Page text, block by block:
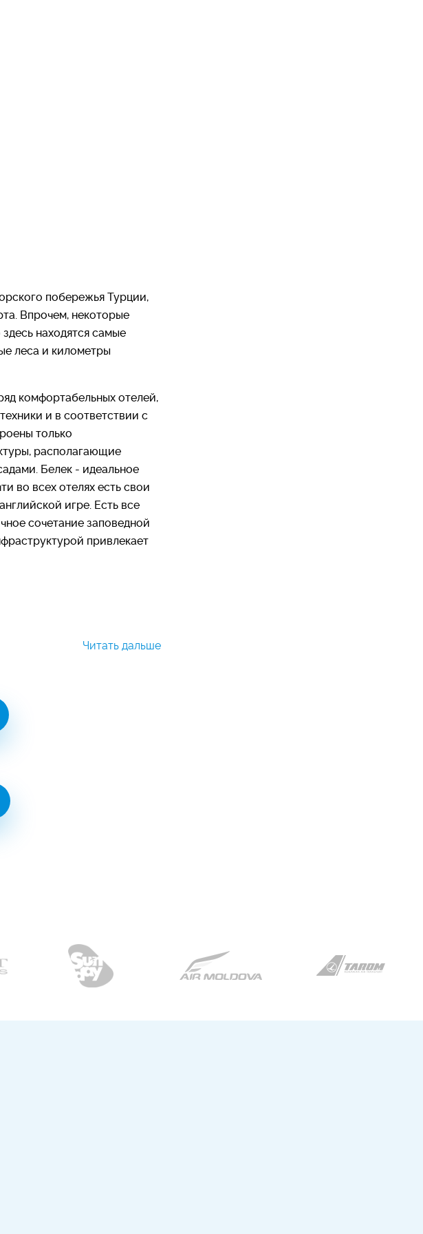
побережья Турции,
Впрочем, некоторые
находятся самые
леса и километры
комфортабельных отелей,
и в соответствии с
только
располагающие
Белек - идеальное
во всех отелях есть свои
игре. Есть все
сочетание заповедной
привлекает
отдыха. Только 5* отели с
Читать дальше